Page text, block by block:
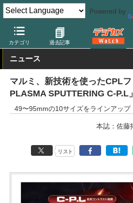
Powered by
カテゴリ 過去記事
デジカメ Watch レンズ レンズフィル
ニュース
マルミ、新技術を使ったCPL
PLASMA SPUTTERING C-P.L」
49〜95mmの10サイズをラインアップ
本誌：佐藤
リスト